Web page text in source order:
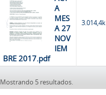
A
MES
A 27
NOV
IEM
BRE 2017.pdf
3.014,4k
Mostrando 5 resultados.